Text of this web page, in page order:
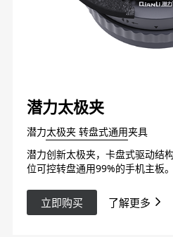
潜力太极夹
潜力太极夹 转盘式通用夹具
潜力创新太极夹，卡盘式驱动结
位可控转盘通用99%的手机主板。
立即购买 了解更多